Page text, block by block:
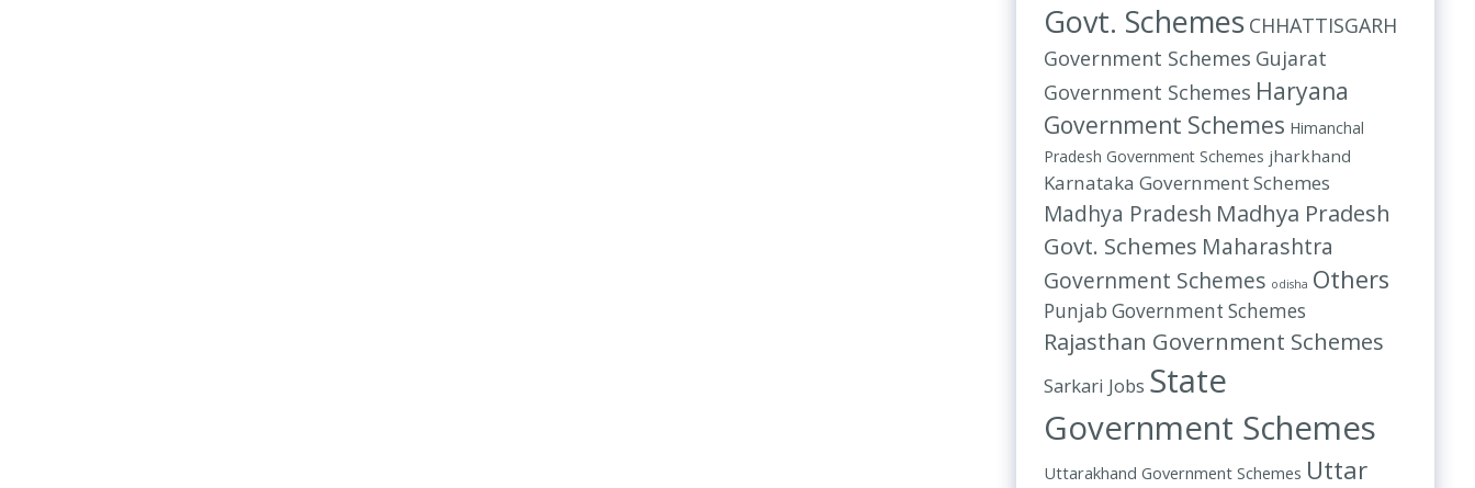
Govt. Schemes CHHATTISGARH
Government Schemes Gujarat
Government Schemes Haryana
Government Schemes Himanchal
Pradesh Government Schemes jharkhand
Karnataka Government Schemes
Madhya Pradesh Madhya Pradesh
Govt. Schemes Maharashtra
Government Schemes odisha Others
Punjab Government Schemes
Rajasthan Government Schemes
Sarkari Jobs State
Government Schemes
Uttarakhand Government Schemes Uttar